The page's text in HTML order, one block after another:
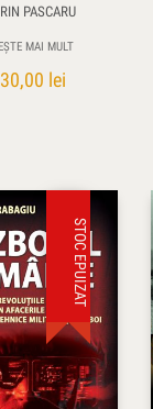
PASCARU
MAI MULT
30,00 lei
STOC EPUIZAT